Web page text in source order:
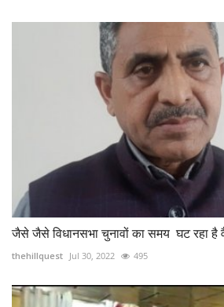
जैसे जैसे विधानसभा चुनावों का समय घट रहा है
thehillquest Jul 30, 2022 495